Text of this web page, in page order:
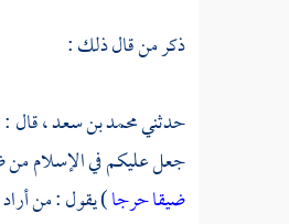
ذكر من قال ذلك :
حدثنيمحمد بن سعد، قال
جعل عليكم في الإسلام من
ضيقا حرجا) يقول : من